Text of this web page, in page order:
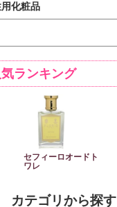
化粧品
ランキング
セフィーロオードト
ワレ
カテゴリから探す